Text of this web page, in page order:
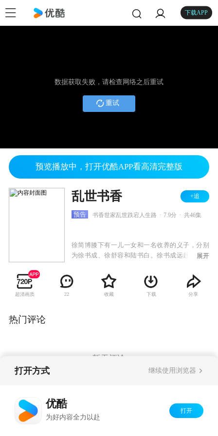
下载APP
数据获取失败，请检查网络之后重试
重试
预览播放中，打开优酷APP看高清完整版
乱世书香 +追
预告 书香世家乱世跌宕人生路 7.9分 共46集
徐简博膝下有一儿一女和一名收养的义子，分别
为徐书成、徐舒容和陆书白。徐书成远赴重洋深
时值新文化运动的鼎盛时期，两位热血男儿亦投
身于这场轰轰烈烈的运动之中。陆书白和徐舒容
很早之前就订下了婚约，徐舒容亦对陆书白一往
展开
超清画质 22 收藏 下载 分享
热门评论
暂无评论
打开方式 继续使用浏览器
优酷
为好内容全力以赴
打开